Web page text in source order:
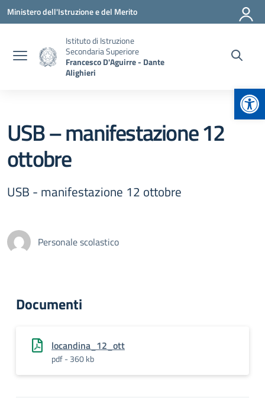
Vai ai contenuti
Vai al menu di navigazione
Vai al footer
Ministero dell'Istruzione e del Merito
Istituto di Istruzione
Secondaria Superiore
Francesco D'Aguirre - Dante
Alighieri
USB – manifestazione 12
ottobre
USB - manifestazione 12 ottobre
Personale scolastico
Documenti
locandina_12_ott
pdf - 360 kb